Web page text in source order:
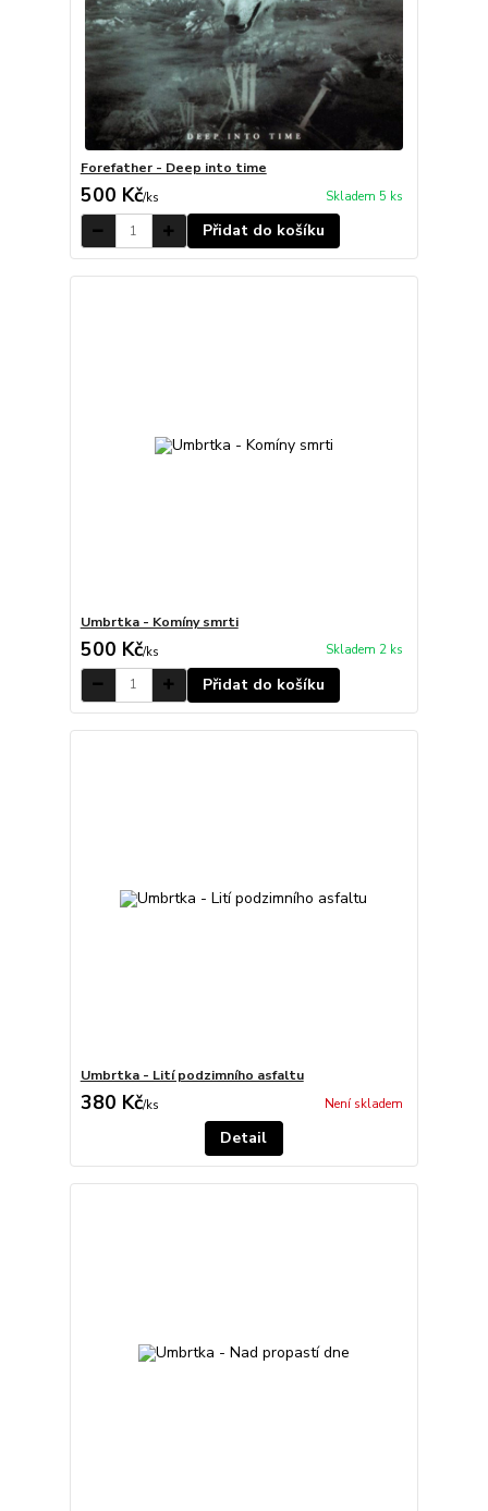
Forefather - Deep into time
500 Kč/ks Skladem 5 ks
Přidat do košíku
Umbrtka - Komíny smrti
500 Kč/ks Skladem 2 ks
Přidat do košíku
Umbrtka - Lití podzimního asfaltu
380 Kč/ks Není skladem
Detail